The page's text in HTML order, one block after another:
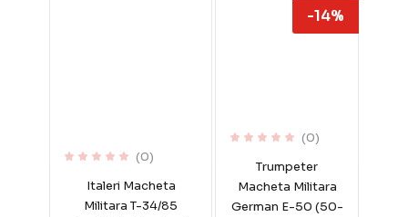
(0)
Italeri Macheta
Militara T-34/85
(0)
Trumpeter
Macheta Militara
German E-50 (50-
-14%